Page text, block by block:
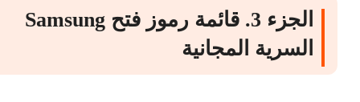
الجزء 3. قائمة رموز فتح Samsung
السرية المجانية